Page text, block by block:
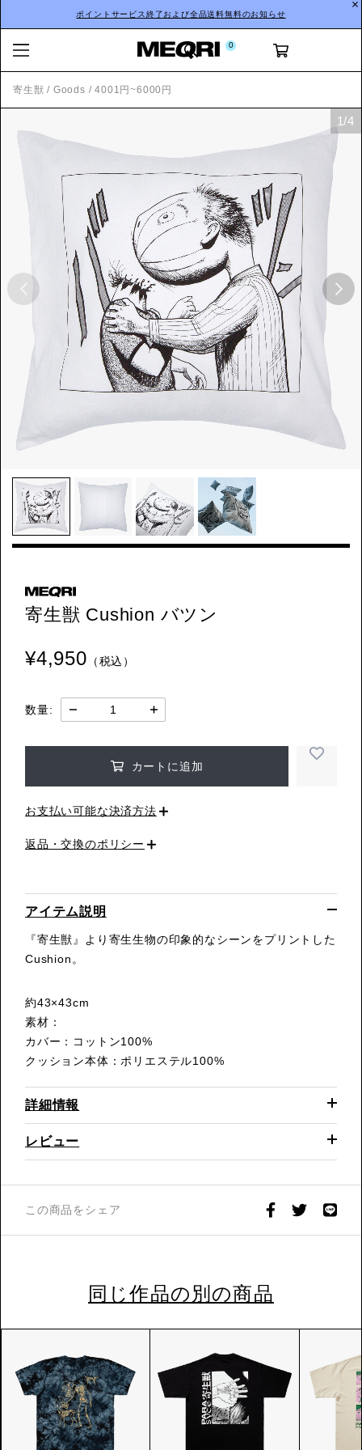
ポイントサービス終了および全品送料無料のお知らせ
0
寄生獣 / Goods /4001円~6000円
寄生獣 Cushion バツン
¥4,950 （税込）
数量:
カートに追加
お支払い可能な決済方法
返品・交換のポリシー
アイテム説明
『寄生獣』より寄生生物の印象的なシーンをプリントした
Cushion。
約43×43cm
素材：
カバー：コットン100%
クッション本体：ポリエステル100%
詳細情報
レビュー
この商品をシェア
1/4
同じ作品の別の商品